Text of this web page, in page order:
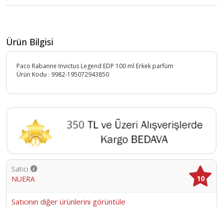
Ürün Bilgisi
Paco Rabanne Invictus Legend EDP 100 ml Erkek parfüm
Ürün Kodu : 9982-195072943850
Satıcı
NUERA
10
Satıcının diğer ürünlerini görüntüle